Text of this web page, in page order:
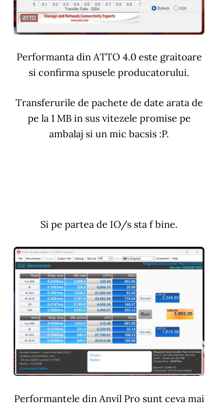
Performanta din ATTO 4.0 este graitoare
si confirma spusele producatorului.
Transferurile de pachete de date arata de
pe la 1 MB in sus vitezele promise pe
ambalaj si un mic bacsis :P.
Si pe partea de IO/s sta f bine.
Performantele din Anvil Pro sunt ceva mai